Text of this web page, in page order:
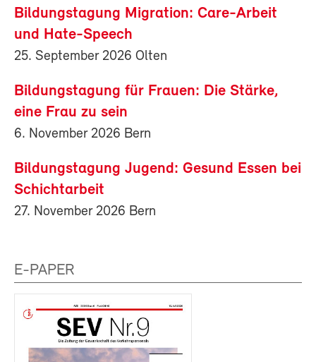
Bildungstagung Migration: Care-Arbeit
und Hate-Speech
25. September 2026 Olten
Bildungstagung für Frauen: Die Stärke,
eine Frau zu sein
6. November 2026 Bern
Bildungstagung Jugend: Gesund Essen bei
Schichtarbeit
27. November 2026 Bern
E-PAPER